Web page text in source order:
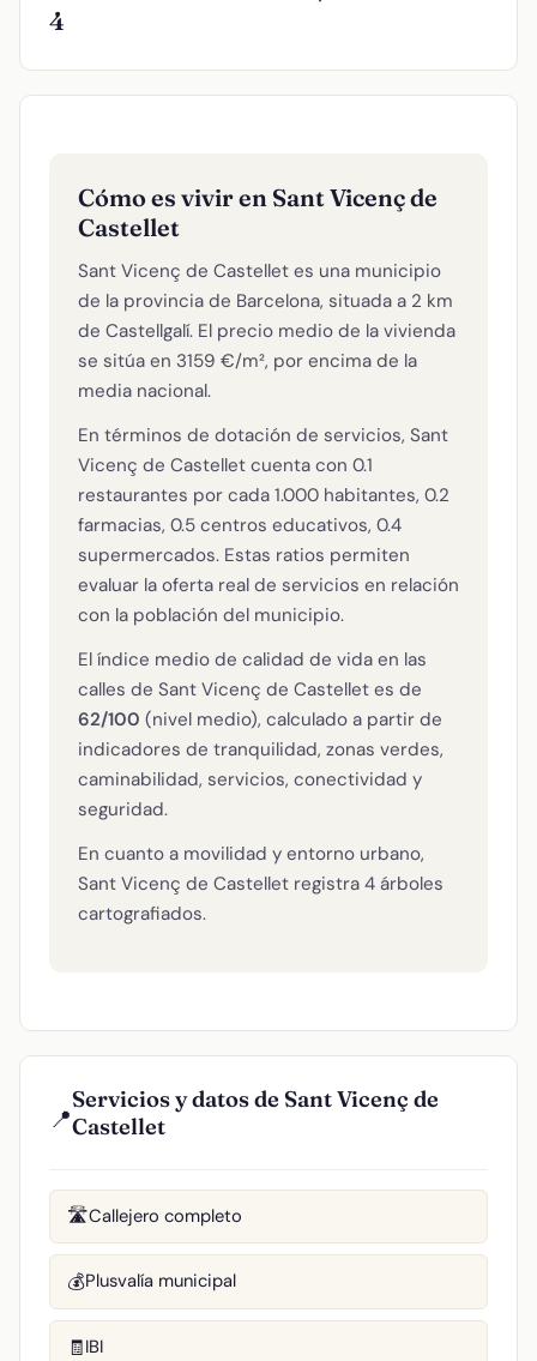
4
Cómo es vivir en Sant Vicenç de
Castellet
Sant Vicenç de Castellet es una municipio
de la provincia de Barcelona, situada a 2 km
de Castellgalí. El precio medio de la vivienda
se sitúa en 3159 €/m², por encima de la
media nacional.
En términos de dotación de servicios, Sant
Vicenç de Castellet cuenta con 0.1
restaurantes por cada 1.000 habitantes, 0.2
farmacias, 0.5 centros educativos, 0.4
supermercados. Estas ratios permiten
evaluar la oferta real de servicios en relación
con la población del municipio.
El índice medio de calidad de vida en las
calles de Sant Vicenç de Castellet es de
62/100 (nivel medio), calculado a partir de
indicadores de tranquilidad, zonas verdes,
caminabilidad, servicios, conectividad y
seguridad.
En cuanto a movilidad y entorno urbano,
Sant Vicenç de Castellet registra 4 árboles
cartografiados.
📍
Servicios y datos de Sant Vicenç de
Castellet
🛣️Callejero completo
💰Plusvalía municipal
🧾IBI